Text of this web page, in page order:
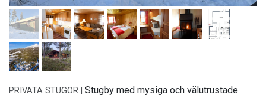
PRIVATA STUGOR |
Stugby med mysiga och välutrustade